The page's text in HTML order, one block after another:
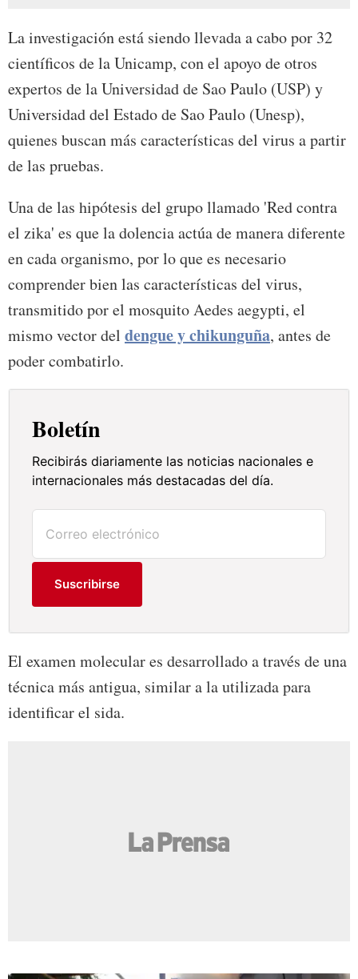
La investigación está siendo llevada a cabo por 32
científicos de la Unicamp, con el apoyo de otros
expertos de la Universidad de Sao Paulo (USP) y
Universidad del Estado de Sao Paulo (Unesp),
quienes buscan más características del virus a partir
de las pruebas.
Una de las hipótesis del grupo llamado 'Red contra
el zika' es que la dolencia actúa de manera diferente
en cada organismo, por lo que es necesario
comprender bien las características del virus,
transmitido por el mosquito Aedes aegypti, el
mismo vector del dengue y chikunguña, antes de
poder combatirlo.
Boletín
Recibirás diariamente las noticias nacionales e
internacionales más destacadas del día.
Suscribirse
El examen molecular es desarrollado a través de una
técnica más antigua, similar a la utilizada para
identificar el sida.